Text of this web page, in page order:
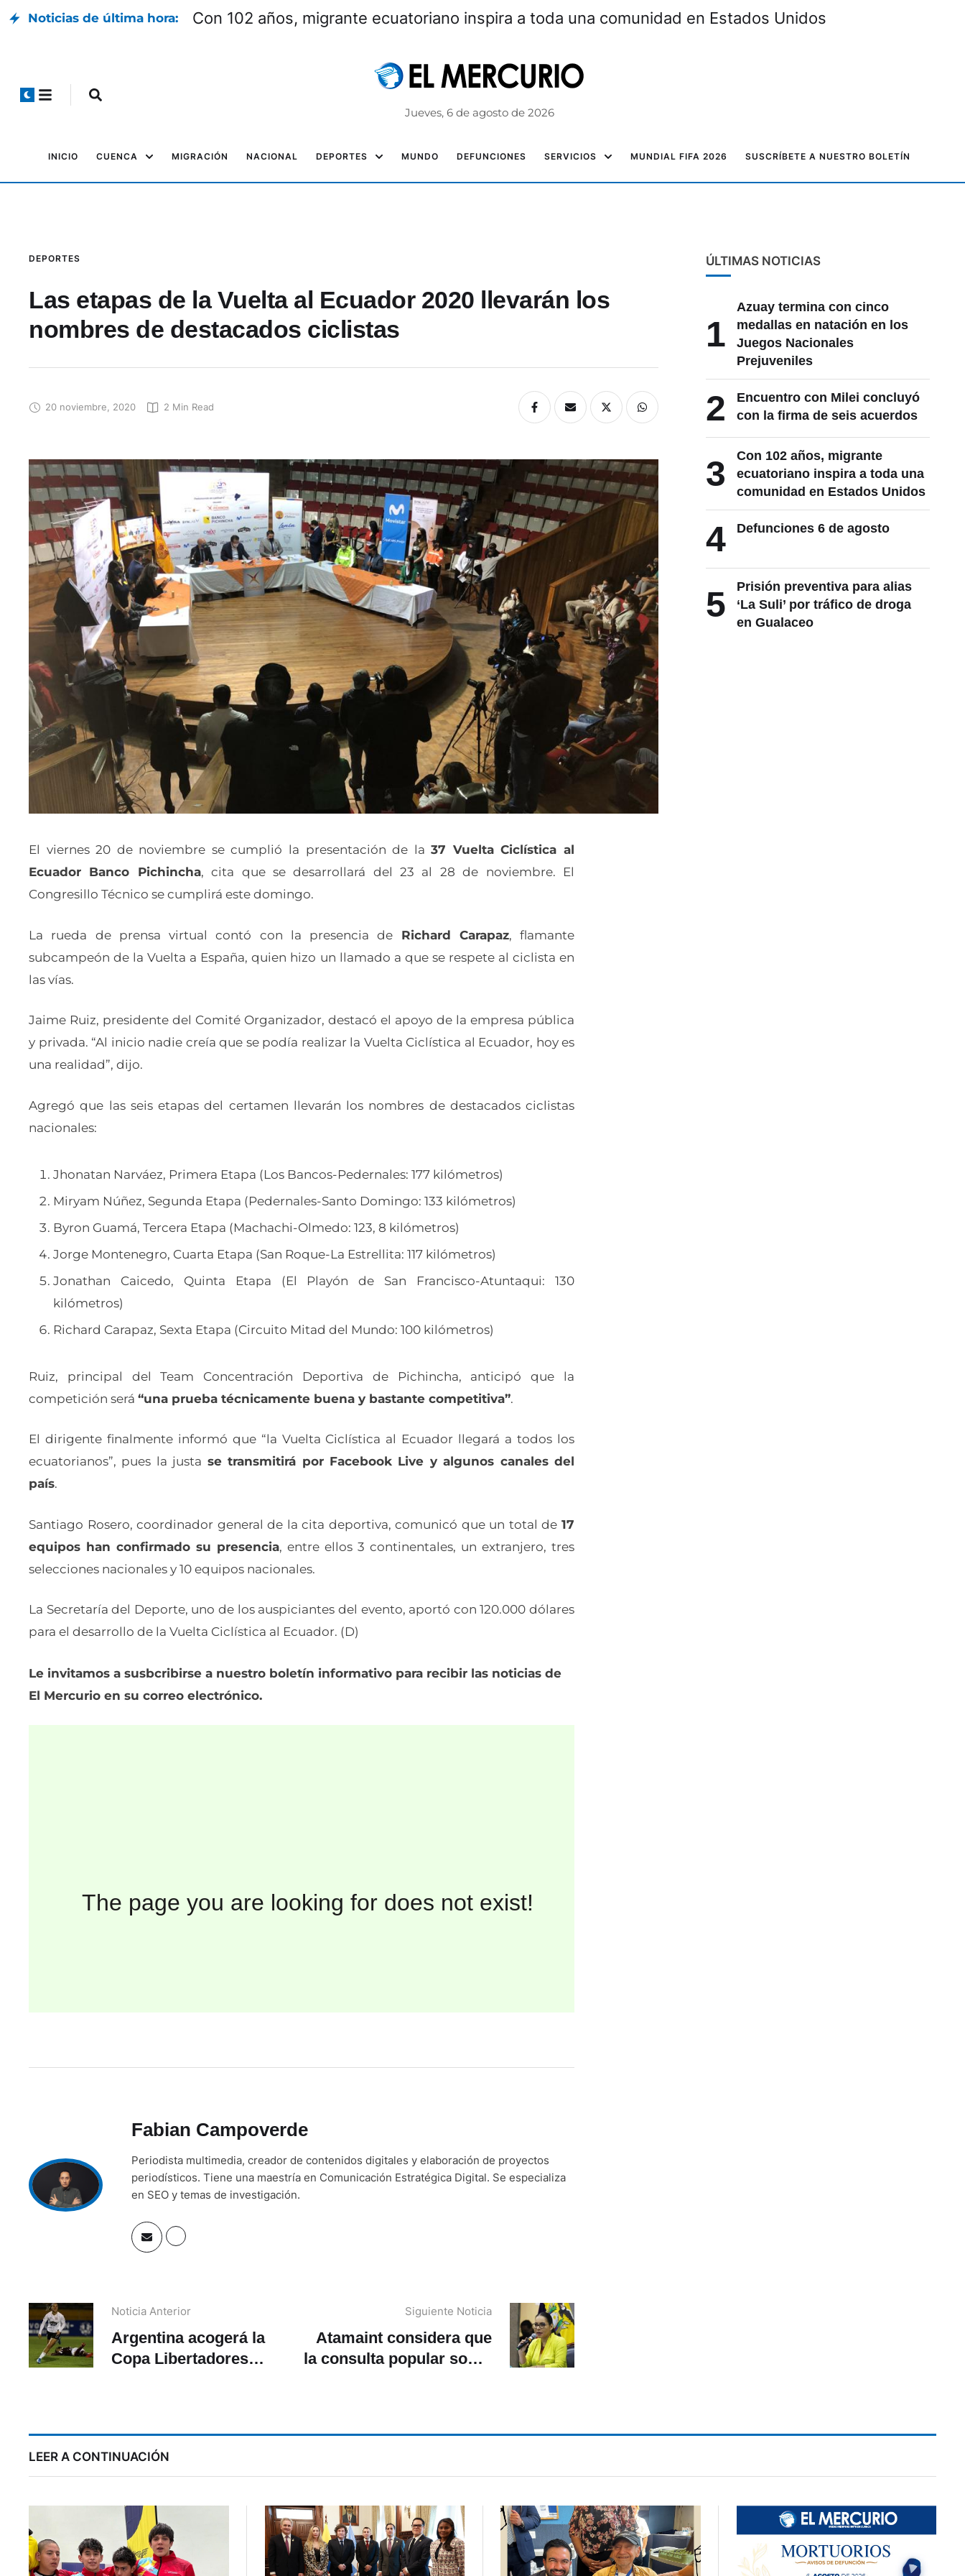
Noticias de última hora: Con 102 años, migrante ecuatoriano inspira a toda una comunidad en Estados Unidos
Jueves, 6 de agosto de 2026
INICIO CUENCA MIGRACIÓN NACIONAL DEPORTES MUNDO DEFUNCIONES SERVICIOS MUNDIAL FIFA 2026 SUSCRÍBETE A NUESTRO BOLETÍN
DEPORTES
Las etapas de la Vuelta al Ecuador 2020 llevarán los
nombres de destacados ciclistas
20 noviembre, 2020 2 Min Read
El viernes 20 de noviembre se cumplió la presentación de la37 Vuelta Ciclística al
Ecuador Banco Pichincha, cita que se desarrollará del 23 al 28 de noviembre. El
Congresillo Técnico se cumplirá este domingo.
La rueda de prensa virtual contó con la presencia de Richard Carapaz, flamante
subcampeón de la Vuelta a España, quien hizo un llamado a que se respete al ciclista en
las vías.
Jaime Ruiz, presidente del Comité Organizador, destacó el apoyo de la empresa pública
y privada. “Al inicio nadie creía que se podía realizar la Vuelta Ciclística al Ecuador, hoy es
una realidad”, dijo.
Agregó que las seis etapas del certamen llevarán los nombres de destacados ciclistas
nacionales:
Jhonatan Narváez, Primera Etapa (Los Bancos-Pedernales: 177 kilómetros)
Miryam Núñez, Segunda Etapa (Pedernales-Santo Domingo: 133 kilómetros)
Byron Guamá, Tercera Etapa (Machachi-Olmedo: 123, 8 kilómetros)
Jorge Montenegro, Cuarta Etapa (San Roque-La Estrellita: 117 kilómetros)
Jonathan Caicedo, Quinta Etapa (El Playón de San Francisco-Atuntaqui: 130
kilómetros)
Richard Carapaz, Sexta Etapa (Circuito Mitad del Mundo: 100 kilómetros)
Ruiz, principal del Team Concentración Deportiva de Pichincha, anticipó que la
competición será “una prueba técnicamente buena y bastante competitiva”.
El dirigente finalmente informó que “la Vuelta Ciclística al Ecuador llegará a todos los
ecuatorianos”, pues la justa se transmitirá por Facebook Live y algunos canales del
país.
Santiago Rosero, coordinador general de la cita deportiva, comunicó que un total de 17
equipos han confirmado su presencia, entre ellos 3 continentales, un extranjero, tres
selecciones nacionales y 10 equipos nacionales.
La Secretaría del Deporte, uno de los auspiciantes del evento, aportó con 120.000 dólares
para el desarrollo de la Vuelta Ciclística al Ecuador. (D)
Le invitamos a susbcribirse a nuestro boletín informativo para recibir las noticias de
El Mercurio en su correo electrónico.
Fabian Campoverde
Periodista multimedia, creador de contenidos digitales y elaboración de proyectos
periodísticos. Tiene una maestría en Comunicación Estratégica Digital. Se especializa
en SEO y temas de investigación.
Noticia Anterior
Argentina acogerá la
Copa Libertadores
Siguiente Noticia
Atamaint considera que
la consulta popular sobre
ÚLTIMAS NOTICIAS
1
Azuay termina con cinco
medallas en natación en los
Juegos Nacionales
Prejuveniles
2
Encuentro con Milei concluyó
con la firma de seis acuerdos
3
Con 102 años, migrante
ecuatoriano inspira a toda una
comunidad en Estados Unidos
4 Defunciones 6 de agosto
5
Prisión preventiva para alias
‘La Suli’ por tráfico de droga
en Gualaceo
LEER A CONTINUACIÓN